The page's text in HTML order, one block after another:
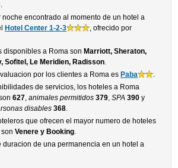
.
noche encontrado al momento de un hotel a
Hotel Center 1-2-3
, ofrecido por
disponibles a Roma son Marriott, Sheraton,
Sofitel, Le Meridien, Radisson.
por los clientes a Roma es Paba
.
de servicios, los hoteles a Roma
627,animales permitidos 379,SPA 390 y
disables 368.
que ofrecen el mayor numero de hoteles
sonVenere y Booking.
duracion de una permanencia en un hotel a